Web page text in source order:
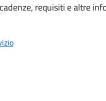
requisiti e altre